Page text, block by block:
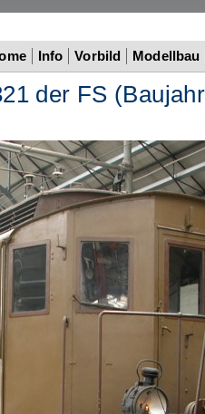
Info Vorbild Modellbau
der FS